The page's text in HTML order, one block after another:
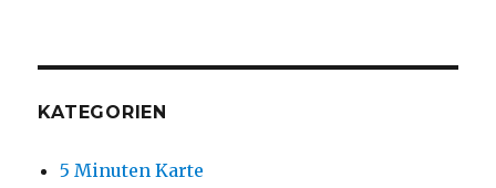
KATEGORIEN
5 Minuten Karte